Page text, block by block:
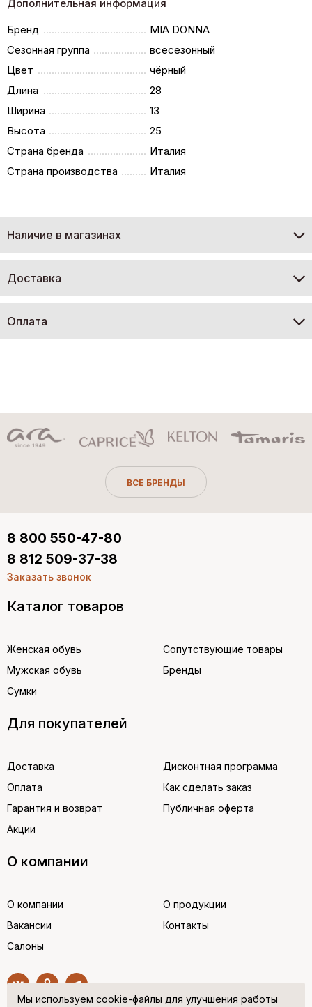
Дополнительная информация
Бренд
MIA DONNA
Сезонная группа
всесезонный
Цвет
чёрный
Длина
28
Ширина
13
Высота
25
Страна бренда
Италия
Страна производства
Италия
Наличие в магазинах
Доставка
Оплата
ВСЕ БРЕНДЫ
Каталог товаров
Женская обувь
Мужская обувь
Сумки
Сопутствующие товары
Бренды
Для покупателей
Доставка
Оплата
Гарантия и возврат
Акции
Дисконтная программа
Как сделать заказ
Публичная оферта
О компании
О компании
Вакансии
Салоны
О продукции
Контакты
8 800 550-47-80
8 812 509-37-38
Заказать звонок
Мы используем cookie-файлы для улучшения работы